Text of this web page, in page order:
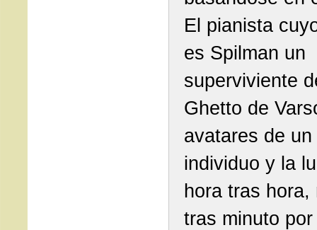
El pianista
es Spilman un
superviviente
Ghetto de
avatares de un
individuo y la
hora tras hora,
tras minuto